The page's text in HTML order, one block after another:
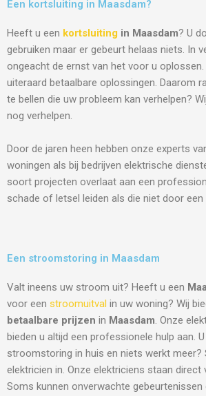
Een kortsluiting in Maasdam?
Heeft u een kortsluiting in Maasdam? U
gebruiken maar er gebeurt helaas niets. In
ongeacht de ernst van het voor u
uiteraard betaalbare oplossingen. Daarom
te bellen die uw probleem kan verhelpen?
nog verhelpen.
Door de jaren heen hebben onze experts
woningen als bij bedrijven elektrische
soort projecten overlaat aan een
schade of letsel leiden als die niet door
Een stroomstoring in Maasdam
Valt ineens uw stroom uit? Heeft u een
voor een stroomuitval in uw woning? Wij
betaalbare prijzen in Maasdam. Onze
bieden u altijd een professionele hulp aan.
stroomstoring in huis en niets werkt meer?
elektricien in. Onze elektriciens staan
Soms kunnen onverwachte